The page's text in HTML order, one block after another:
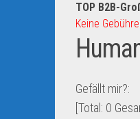
TOP B2B-
Keine
Gefällt mir?:
[Total: 0